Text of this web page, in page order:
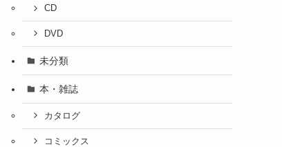
CD
DVD
未分類
本・雑誌
カタログ
コミックス